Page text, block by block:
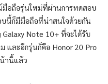
มือถือรุ่นใหม่ที่ผ่านการทดสอบ
บนี้ก็มีมือถือที่น่าสนใจด้วยกัน
Note 10+ ที่จะได้รับ
และอีกรุ่นก็คือ Honor 20 Pro
านี้แล้ว